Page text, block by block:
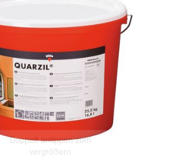
Doppelt antippen zum
vergrößern